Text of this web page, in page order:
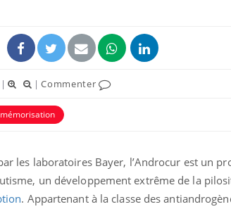
| |Commenter
mémorisation
les laboratoires Bayer, l’Androcur est un
un développement extrême de la
. Appartenant à la classe des